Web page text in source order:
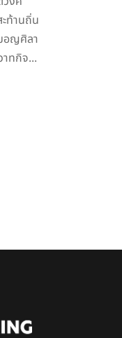
ท้านถิ่น
อญศิลา
ทกิจ...